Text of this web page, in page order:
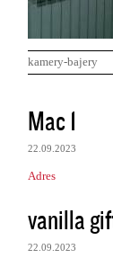
kamery-bajery
K
o
m
e
n
t
Mac 1
22.09.2023
Adres
vanilla
22.09.2023